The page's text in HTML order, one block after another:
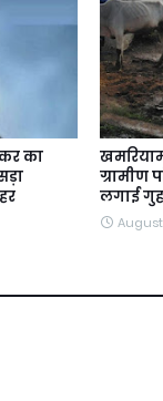
का
ग्रामीण
लगाई